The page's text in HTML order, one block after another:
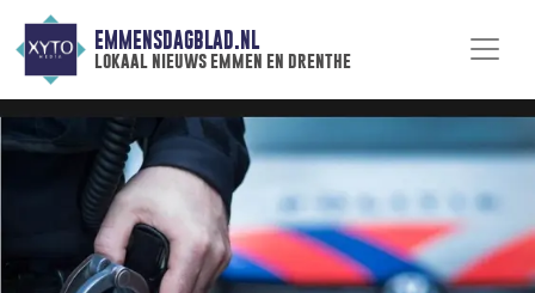
EMMENSDAGBLAD.NL
lokaal nieuws emmen en drenthe